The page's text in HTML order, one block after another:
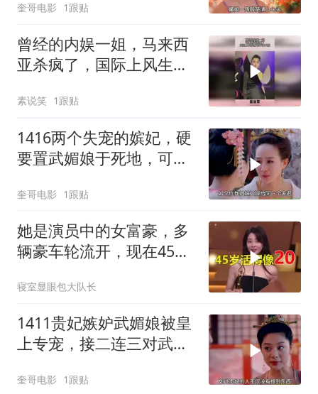
奎哥电影 1跟贴
曾经的内娱一姐，马来西
亚杀疯了，国际上风生水
素说笑 1跟贴
1416两个失宠的嫔妃，硬
要置武媚娘于死地，可初
奎哥电影 1跟贴
她是演员中的女富豪，多
辆豪车轮流开，现在45岁
寝室显眼包大队长
1411贵妃嫉妒武媚娘被皇
上专宠，接二连三对武媚
奎哥电影 1跟贴